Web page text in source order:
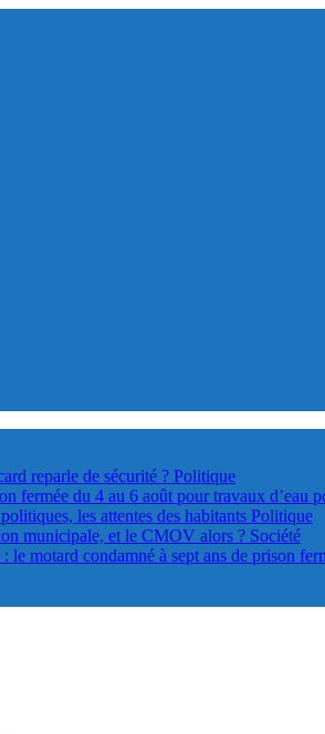
reparle de sécurité ? Politique
fermée du 4 au 6 août pour travaux d’eau
les attentes des habitants Politique
municipale, et le CMOV alors ? Société
motard condamné à sept ans de prison